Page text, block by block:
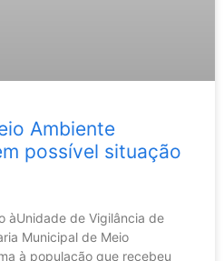
Ambiente
possível situação
àUnidade de Vigilância de
Municipal de Meio
à população que recebeu